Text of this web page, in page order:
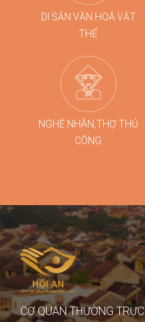
DI SẢN VĂN HOÁ VẬT
THỂ
NGHỆ NHÂN,THỢ THỦ
CÔNG
CƠ QUAN THƯỜNG TRỰC